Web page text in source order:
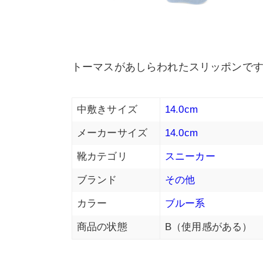
トーマスがあしらわれたスリッポンで
中敷きサイズ 14.0cm
メーカーサイズ 14.0cm
靴カテゴリ スニーカー
ブランド その他
カラー ブルー系
商品の状態 B（使用感がある）